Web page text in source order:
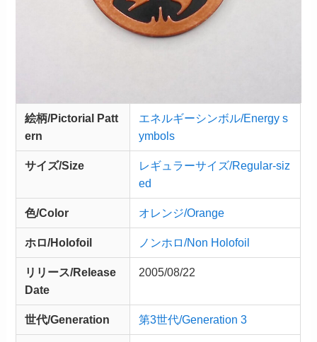
絵柄/Pictorial Patt
ern
エネルギーシンボル/Energy s
ymbols
サイズ/Size
レギュラーサイズ/Regular-siz
ed
色/Color オレンジ/Orange
ホロ/Holofoil ノンホロ/Non Holofoil
リリース/Release
Date
2005/08/22
世代/Generation 第3世代/Generation 3